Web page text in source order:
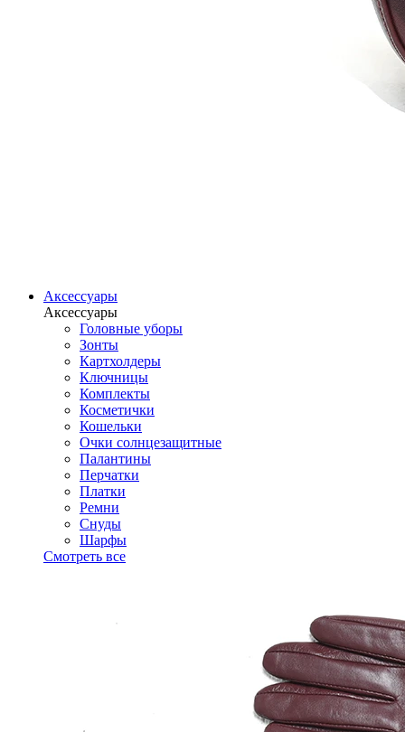
Аксессуары
Аксессуары
Головные уборы
Зонты
Картхолдеры
Ключницы
Комплекты
Косметички
Кошельки
Очки солнцезащитные
Палантины
Перчатки
Платки
Ремни
Снуды
Шарфы
Смотреть все